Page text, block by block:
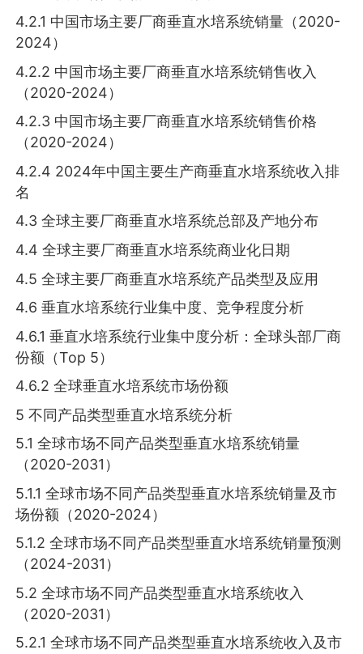
4.2.1 中国市场主要厂商垂直水培系统销量（2020-
2024）
4.2.2 中国市场主要厂商垂直水培系统销售收入
（2020-2024）
4.2.3 中国市场主要厂商垂直水培系统销售价格
（2020-2024）
4.2.4 2024年中国主要生产商垂直水培系统收入排
名
4.3 全球主要厂商垂直水培系统总部及产地分布
4.4 全球主要厂商垂直水培系统商业化日期
4.5 全球主要厂商垂直水培系统产品类型及应用
4.6 垂直水培系统行业集中度、竞争程度分析
4.6.1 垂直水培系统行业集中度分析：全球头部厂商
份额（Top 5）
4.6.2 全球垂直水培系统市场份额
5 不同产品类型垂直水培系统分析
5.1 全球市场不同产品类型垂直水培系统销量
（2020-2031）
5.1.1 全球市场不同产品类型垂直水培系统销量及市
场份额（2020-2024）
5.1.2 全球市场不同产品类型垂直水培系统销量预测
（2024-2031）
5.2 全球市场不同产品类型垂直水培系统收入
（2020-2031）
5.2.1 全球市场不同产品类型垂直水培系统收入及市